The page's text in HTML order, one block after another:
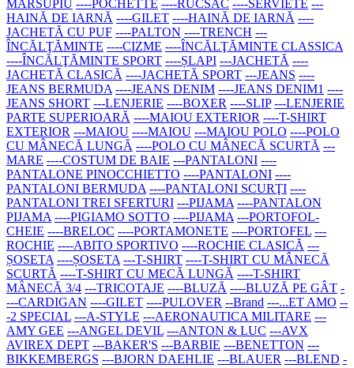
MARSUPIU ----POCHETTE ----RUCSAC ----SERVIETE ---
HAINĂ DE IARNĂ ----GILET ----HAINĂ DE IARNĂ ----
JACHETĂ CU PUF ----PALTON ----TRENCH ---
ÎNCĂLŢĂMINTE ----CIZME ----ÎNCĂLŢĂMINTE CLASSICA
----ÎNCĂLŢĂMINTE SPORT ----ȘLAPI ---JACHETĂ ----
JACHETĂ CLASICĂ ----JACHETĂ SPORT ---JEANS ----
JEANS BERMUDA ----JEANS DENIM ----JEANS DENIM1 ----
JEANS SHORT ---LENJERIE ----BOXER ----SLIP ---LENJERIE
PARTE SUPERIOARĂ ----MAIOU EXTERIOR ----T-SHIRT
EXTERIOR ---MAIOU ----MAIOU ---MAIOU POLO ----POLO
CU MÂNECĂ LUNGĂ ----POLO CU MÂNECĂ SCURTĂ ---
MARE ----COSTUM DE BAIE ---PANTALONI ----
PANTALONE PINOCCHIETTO ----PANTALONI ----
PANTALONI BERMUDA ----PANTALONI SCURŢI ----
PANTALONI TREI SFERTURI ---PIJAMA ----PANTALON
PIJAMA ----PIGIAMO SOTTO ----PIJAMA ---PORTOFOL-
CHEIE ----BRELOC ----PORTAMONETE ----PORTOFEL ---
ROCHIE ----ABITO SPORTIVO ----ROCHIE CLASICĂ ---
ȘOSETA ----ȘOSETA ---T-SHIRT ----T-SHIRT CU MÂNECĂ
SCURTĂ ----T-SHIRT CU MECĂ LUNGĂ ----T-SHIRT
MÂNECĂ 3/4 ---TRICOTAJE ----BLUZĂ ----BLUZĂ PE GÂT -
---CARDIGAN ----GILET ----PULOVER --Brand ---...ET AMO --
-2 SPECIAL ---A-STYLE ---AERONAUTICA MILITARE ---
AMY GEE ---ANGEL DEVIL ---ANTON & LUC ---AVX
AVIREX DEPT ---BAKER'S ---BARBIE ---BENETTON ---
BIKKEMBERGS ---BJORN DAEHLIE ---BLAUER ---BLEND -